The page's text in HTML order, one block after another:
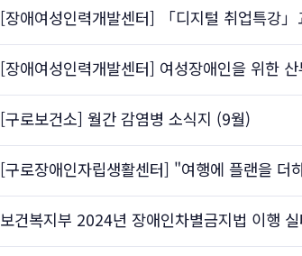
[장애여성인력개발센터] 「디지털 취업특강
[장애여성인력개발센터] 여성장애인을 위한
[구로보건소] 월간 감염병 소식지 (9월)
[구로장애인자립생활센터] "여행에 플랜을 더
보건복지부 2024년 장애인차별금지법 이행